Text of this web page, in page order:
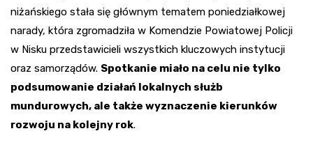
niżańskiego stała się głównym tematem poniedziałkowej
narady, która zgromadziła w Komendzie Powiatowej Policji
w Nisku przedstawicieli wszystkich kluczowych instytucji
oraz samorządów. Spotkanie miało na celu nie tylko
podsumowanie działań lokalnych służb
mundurowych, ale także wyznaczenie kierunków
rozwoju na kolejny rok.